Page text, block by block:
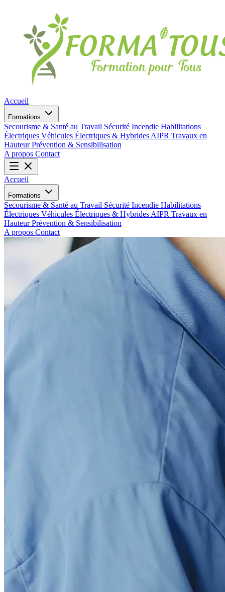
Accueil
Formations
Secourisme & Santé au Travail Sécurité Incendie Habilitations
Électriques Véhicules Électriques & Hybrides AIPR Travaux en
HauteurPrévention & Sensibilisation
A propos Contact
Accueil
Formations
Secourisme & Santé au Travail Sécurité Incendie Habilitations
Électriques Véhicules Électriques & Hybrides AIPR Travaux en
HauteurPrévention & Sensibilisation
A propos Contact